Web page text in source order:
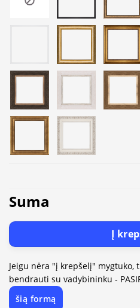
Suma
Į
Jeigu nėra "į krepšelį"
bendrauti su vadybininku -
šią formą